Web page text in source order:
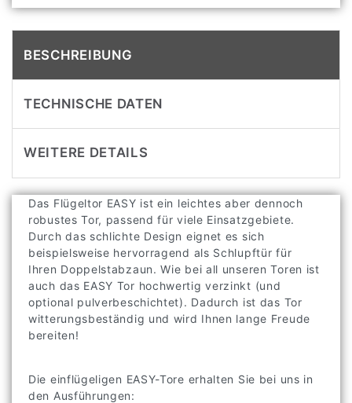
BESCHREIBUNG
TECHNISCHE DATEN
WEITERE DETAILS
Das Flügeltor EASY ist ein leichtes aber dennoch
robustes Tor, passend für viele Einsatzgebiete.
Durch das schlichte Design eignet es sich
beispielsweise hervorragend als Schlupftür für
Ihren Doppelstabzaun. Wie bei all unseren Toren ist
auch das EASY Tor hochwertig verzinkt (und
optional pulverbeschichtet). Dadurch ist das Tor
witterungsbeständig und wird Ihnen lange Freude
bereiten!
Die einflügeligen EASY-Tore erhalten Sie bei uns in
den Ausführungen: